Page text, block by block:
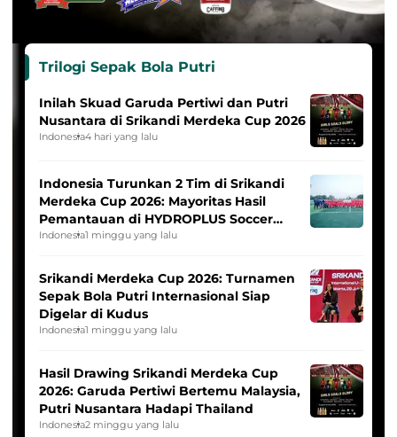
Trilogi Sepak Bola Putri
Inilah Skuad Garuda Pertiwi dan Putri
Nusantara di Srikandi Merdeka Cup 2026
Indonesia4 hari yang lalu
Indonesia Turunkan 2 Tim di Srikandi
Merdeka Cup 2026: Mayoritas Hasil
Pemantauan di HYDROPLUS Soccer
League
Indonesia1 minggu yang lalu
Srikandi Merdeka Cup 2026: Turnamen
Sepak Bola Putri Internasional Siap
Digelar di Kudus
Indonesia1 minggu yang lalu
Hasil Drawing Srikandi Merdeka Cup
2026: Garuda Pertiwi Bertemu Malaysia,
Putri Nusantara Hadapi Thailand
Indonesia2 minggu yang lalu